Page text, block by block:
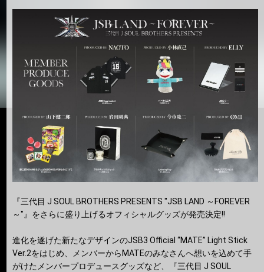
『三代目 J SOUL BROTHERS PRESENTS "JSB LAND ～FOREVER
～"』をさらに盛り上げるオフィシャルグッズが発売決定!!
進化を遂げた新たなデザインのJSB3 Official “MATE” Light Stick
Ver.2をはじめ、メンバーからMATEのみなさんへ想いを込めて手
がけたメンバープロデュースグッズなど、『三代目 J SOUL